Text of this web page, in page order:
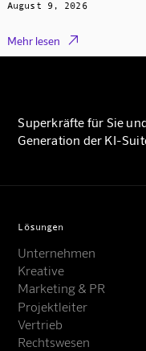
August 9, 2026
Mehr lesen 
Superkräfte für Sie
Generation der KI-
Lösungen
Unternehmen
Kreative
Marketing & PR
Projektleiter
Vertrieb
Rechtswesen